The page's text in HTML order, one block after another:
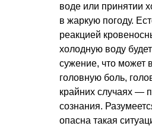
воде или принятии
в жаркую погоду.
реакцией
холодную воду
сужение, что может
головную боль,
крайних случаях —
сознания.
опасна такая